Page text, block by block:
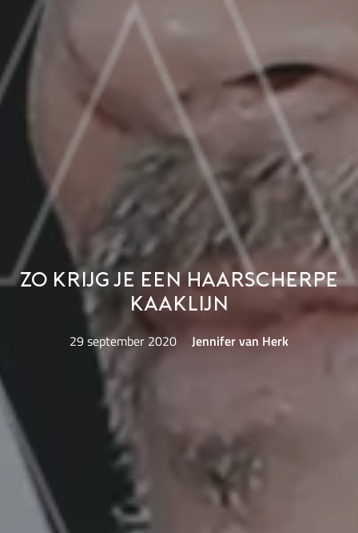
Zo krijg je een haarscherpe
kaaklijn
29 september 2020 Jennifer van Herk